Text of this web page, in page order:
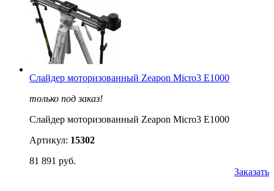
Слайдер моторизованный Zeapon Micro3 E1000
только под заказ!
Слайдер моторизованный Zeapon Micro3 E1000
Артикул: 15302
81 891 руб.
Заказать